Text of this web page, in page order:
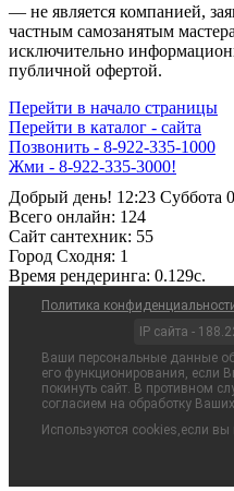
— не является компанией,
частным самозанятым
исключительно
публичной офертой.
Перейти в начало страницы
Перейти в каталог - сайта
Позвонить - 8-922-335-1000
Жми - 8-922-335-3000!
Добрый день! 12:23 Суббота
Всего онлайн: 124
Сайт cантехник: 55
Город Сходня: 1
Время рендеринга: 0.129c.
Политика
IP сайта -
Ваши персональные данные
его функционирования, если
покинуть сайт. В противном
согласием на обработку
Используются cookies,если вы